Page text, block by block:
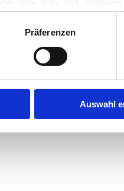
bspw. in die USA. In
Details zur Verarbeitung
Sie die
Präferenzen
Auswahl